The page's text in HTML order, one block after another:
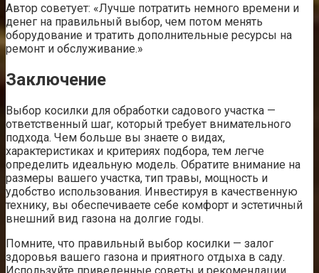
Автор советует: «Лучше потратить немного времени и
денег на правильный выбор, чем потом менять
оборудование и тратить дополнительные ресурсы на
ремонт и обслуживание.»
Заключение
Выбор косилки для обработки садового участка —
ответственный шаг, который требует внимательного
подхода. Чем больше вы знаете о видах,
характеристиках и критериях подбора, тем легче
определить идеальную модель. Обратите внимание на
размеры вашего участка, тип травы, мощность и
удобство использования. Инвестируя в качественную
технику, вы обеспечиваете себе комфорт и эстетичный
внешний вид газона на долгие годы.
Помните, что правильный выбор косилки — залог
здоровья вашего газона и приятного отдыха в саду.
Используйте приведенные советы и рекомендации